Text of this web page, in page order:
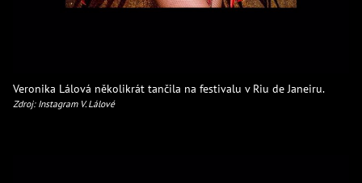
Veronika Lálová několikrát tančila na festivalu v Riu de Janeiru.
Zdroj: Instagram V. Lálové